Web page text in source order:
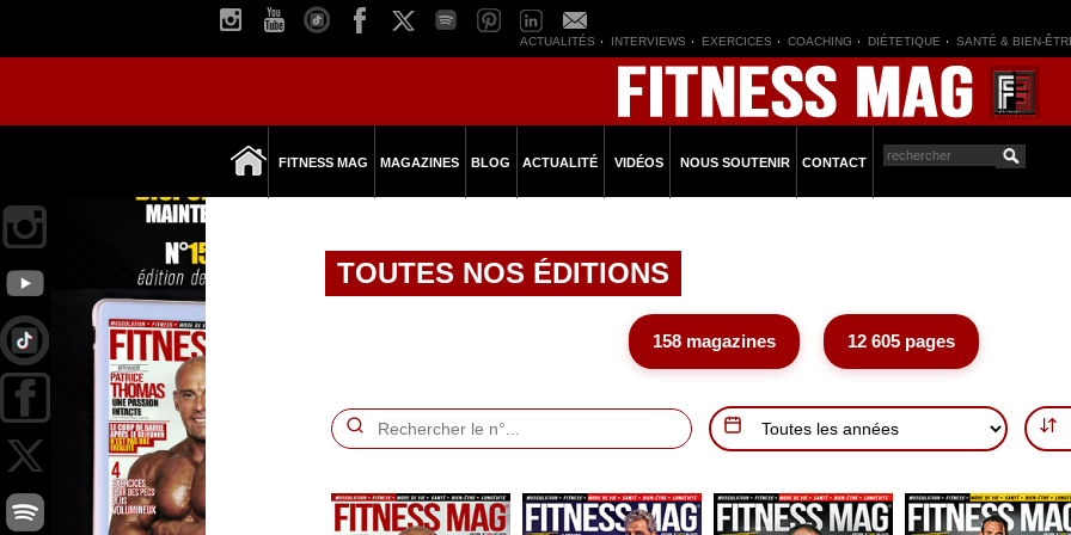
ACTUALITÉS INTERVIEWS EXERCICES COACHING DIÉTETIQUE SANTÉ & BIEN-
FITNESS MAG MAGAZINES BLOG ACTUALITÉ VIDÉOS NOUS SOUTENIR CONTACT
TOUTES NOS ÉDITIONS
158 magazines 12 605 pages